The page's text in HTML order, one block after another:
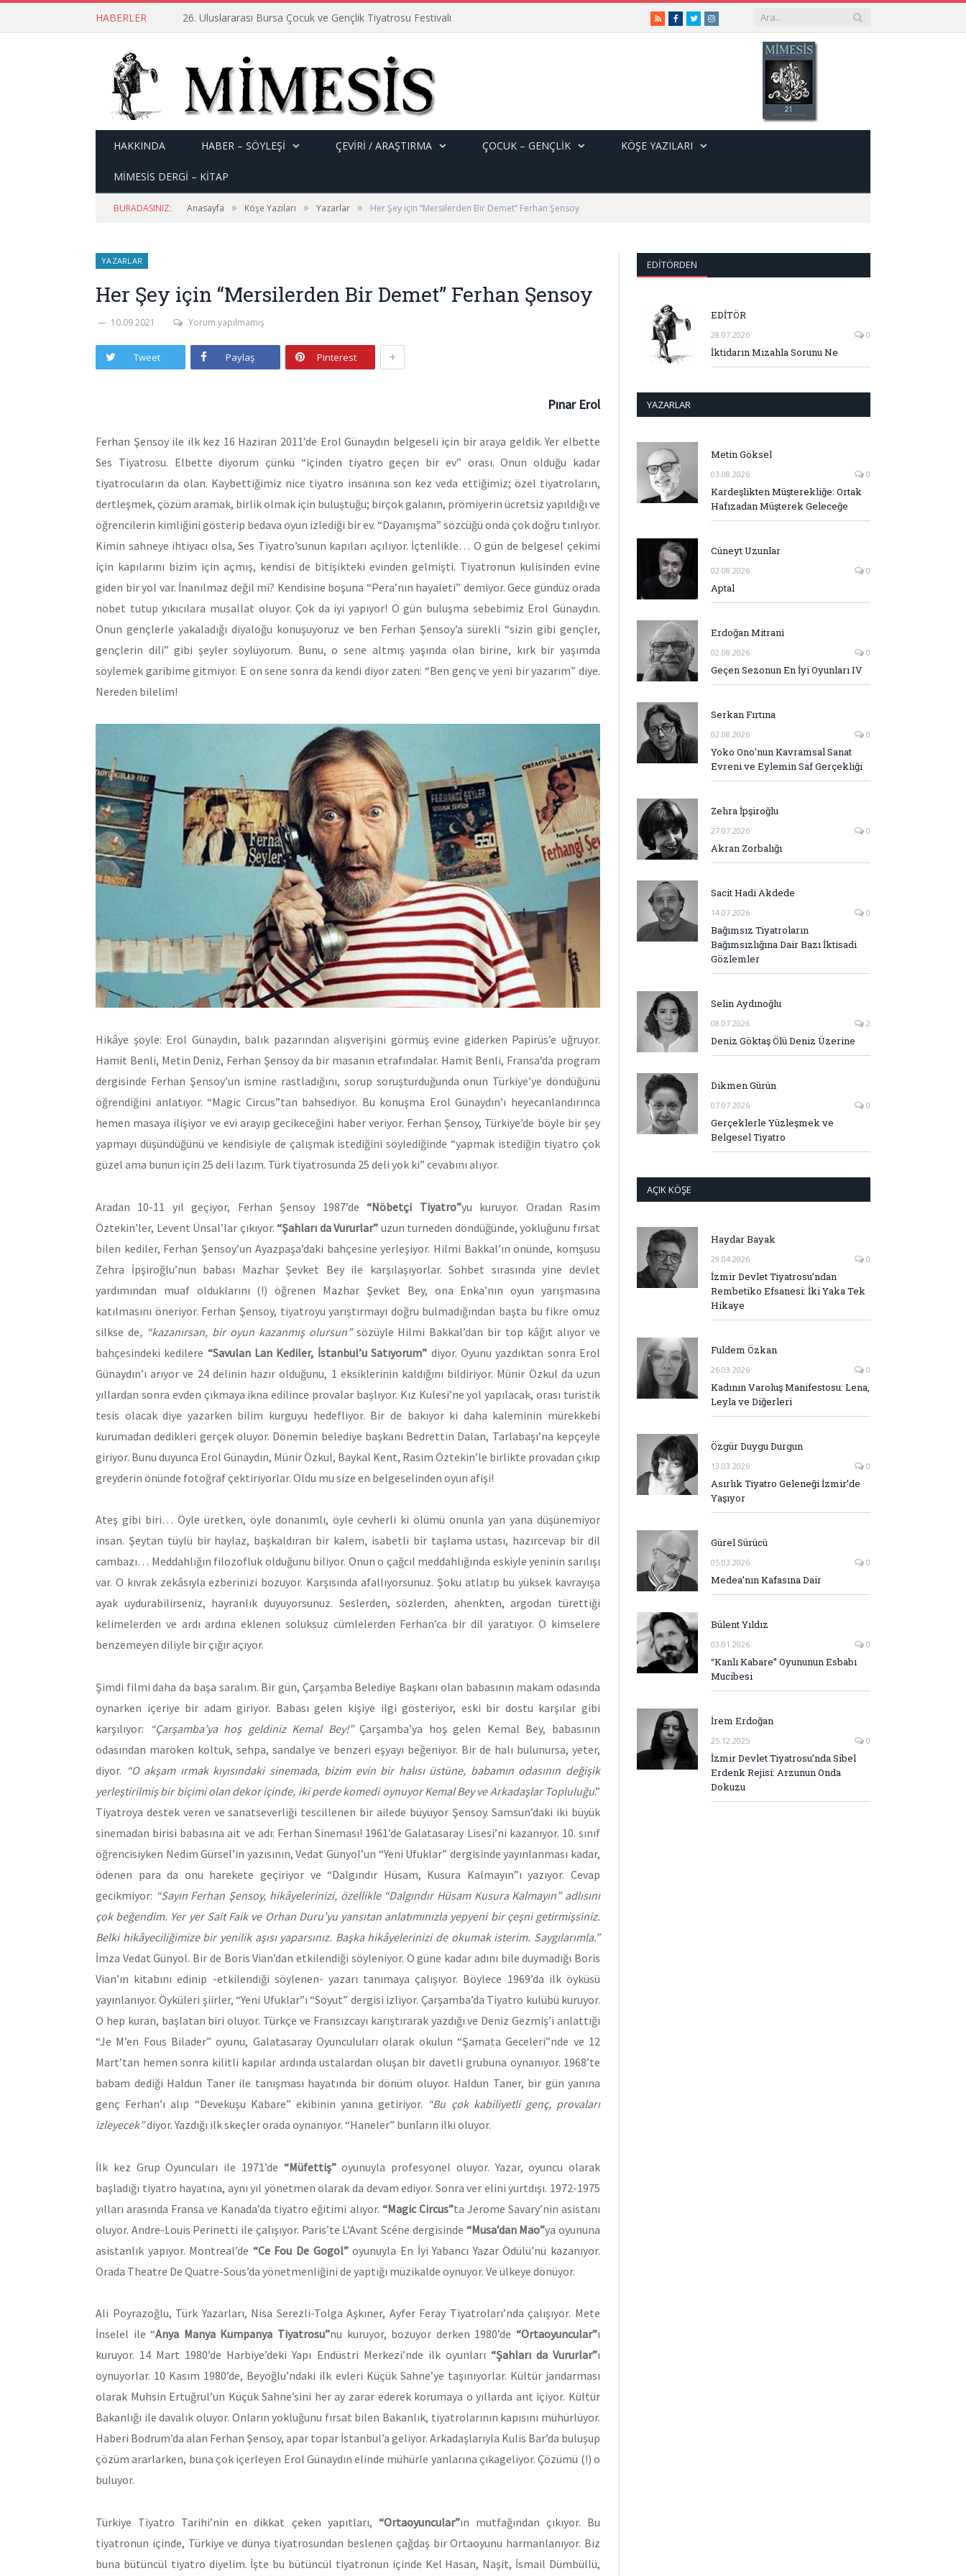
HABERLER 26. Uluslararası Bursa Çocuk ve Gençlik Tiyatrosu Festivali RSSFacebook
TwitterInstagram
HAKKINDA HABER – SÖYLEŞI ÇEVİRİ / ARAŞTIRMA ÇOCUK – GENÇLIK KÖŞE YAZILARI
MİMESİS DERGİ – KİTAP
BURADASINIZ: Anasayfa » Köşe Yazıları » Yazarlar » Her Şey için “Mersilerden Bir Demet” Ferhan Şensoy
YAZARLAR
Her Şey için “Mersilerden Bir Demet” Ferhan Şensoy
10.09.2021 Yorum yapılmamış
Tweet Paylaş Pinterest +
Pınar Erol
Ferhan Şensoy ile ilk kez 16 Haziran 2011’de Erol Günaydın belgeseli için bir araya geldik. Yer elbette
Ses Tiyatrosu. Elbette diyorum çünkü “içinden tiyatro geçen bir ev” orası. Onun olduğu kadar
tiyatrocuların da olan. Kaybettiğimiz nice tiyatro insanına son kez veda ettiğimiz; özel tiyatroların,
dertleşmek, çözüm aramak, birlik olmak için buluştuğu; birçok galanın, prömiyerin ücretsiz yapıldığı ve
öğrencilerin kimliğini gösterip bedava oyun izlediği bir ev. “Dayanışma” sözcüğü onda çok doğru tınlıyor.
Kimin sahneye ihtiyacı olsa, Ses Tiyatro’sunun kapıları açılıyor. İçtenlikle… O gün de belgesel çekimi
için kapılarını bizim için açmış, kendisi de bitişikteki evinden gelmişti. Tiyatronun kulisinden evine
giden bir yol var. İnanılmaz değil mi? Kendisine boşuna “Pera’nın hayaleti” demiyor. Gece gündüz orada
nöbet tutup yıkıcılara musallat oluyor. Çok da iyi yapıyor! O gün buluşma sebebimiz Erol Günaydın.
Onun gençlerle yakaladığı diyaloğu konuşuyoruz ve ben Ferhan Şensoy’a sürekli “sizin gibi gençler,
gençlerin dili” gibi şeyler söylüyorum. Bunu, o sene altmış yaşında olan birine, kırk bir yaşımda
söylemek garibime gitmiyor. E on sene sonra da kendi diyor zaten: “Ben genç ve yeni bir yazarım” diye.
Nereden bilelim!
Hikâye şöyle: Erol Günaydın, balık pazarından alışverişini görmüş evine giderken Papirüs’e uğruyor.
Hamit Benli, Metin Deniz, Ferhan Şensoy da bir masanın etrafındalar. Hamit Benli, Fransa’da program
dergisinde Ferhan Şensoy’un ismine rastladığını, sorup soruşturduğunda onun Türkiye’ye döndüğünü
öğrendiğini anlatıyor. “Magic Circus”tan bahsediyor. Bu konuşma Erol Günaydın’ı heyecanlandırınca
hemen masaya ilişiyor ve evi arayıp gecikeceğini haber veriyor. Ferhan Şensoy, Türkiye’de böyle bir şey
yapmayı düşündüğünü ve kendisiyle de çalışmak istediğini söylediğinde “yapmak istediğin tiyatro çok
güzel ama bunun için 25 deli lazım. Türk tiyatrosunda 25 deli yok ki” cevabını alıyor.
Aradan 10-11 yıl geçiyor, Ferhan Şensoy 1987’de“Nöbetçi Tiyatro”yu kuruyor. Oradan Rasim
Öztekin’ler, Levent Ünsal’lar çıkıyor.“Şahları da Vururlar” uzun turneden döndüğünde, yokluğunu fırsat
bilen kediler, Ferhan Şensoy’un Ayazpaşa’daki bahçesine yerleşiyor. Hilmi Bakkal’ın önünde, komşusu
Zehra İpşiroğlu’nun babası Mazhar Şevket Bey ile karşılaşıyorlar. Sohbet sırasında yine devlet
yardımından muaf olduklarını (!) öğrenen Mazhar Şevket Bey, ona Enka’nın oyun yarışmasına
katılmasını öneriyor. Ferhan Şensoy, tiyatroyu yarıştırmayı doğru bulmadığından başta bu fikre omuz
silkse de, “kazanırsan, bir oyun kazanmış olursun”sözüyle Hilmi Bakkal’dan bir top kâğıt alıyor ve
bahçesindeki kedilere “Savulan Lan Kediler, İstanbul’u Satıyorum” diyor. Oyunu yazdıktan sonra Erol
Günaydın’ı arıyor ve 24 delinin hazır olduğunu, 1 eksiklerinin kaldığını bildiriyor. Münir Özkul da uzun
yıllardan sonra evden çıkmaya ikna edilince provalar başlıyor. Kız Kulesi’ne yol yapılacak, orası turistik
tesis olacak diye yazarken bilim kurguyu hedefliyor. Bir de bakıyor ki daha kaleminin mürekkebi
kurumadan dedikleri gerçek oluyor. Dönemin belediye başkanı Bedrettin Dalan, Tarlabaşı’na kepçeyle
giriyor. Bunu duyunca Erol Günaydın, Münir Özkul, Baykal Kent, Rasim Öztekin’le birlikte provadan çıkıp
greyderin önünde fotoğraf çektiriyorlar. Oldu mu size en belgeselinden oyun afişi!
Ateş gibi biri… Öyle üretken, öyle donanımlı, öyle cevherli ki ölümü onunla yan yana düşünemiyor
insan. Şeytan tüylü bir haylaz, başkaldıran bir kalem, isabetli bir taşlama ustası, hazırcevap bir dil
cambazı… Meddahlığın filozofluk olduğunu biliyor. Onun o çağcıl meddahlığında eskiyle yeninin sarılışı
var. O kıvrak zekâsıyla ezberinizi bozuyor. Karşısında afallıyorsunuz. Şoku atlatıp bu yüksek kavrayışa
ayak uydurabilirseniz, hayranlık duyuyorsunuz. Seslerden, sözlerden, ahenkten, argodan türettiği
kelimelerden ve ardı ardına eklenen soluksuz cümlelerden Ferhan’ca bir dil yaratıyor. O kimselere
benzemeyen diliyle bir çığır açıyor.
Şimdi filmi daha da başa saralım. Bir gün, Çarşamba Belediye Başkanı olan babasının makam odasında
oynarken içeriye bir adam giriyor. Babası gelen kişiye ilgi gösteriyor, eski bir dostu karşılar gibi
karşılıyor:
“Çarşamba’ya hoş geldiniz Kemal Bey!”Çarşamba’ya hoş gelen Kemal Bey, babasının
odasından maroken koltuk, sehpa, sandalye ve benzeri eşyayı beğeniyor. Bir de halı bulunursa, yeter,
diyor. “O akşam ırmak kıyısındaki sinemada, bizim evin bir halısı üstüne, babamın odasının değişik
yerleştirilmiş bir biçimi olan dekor içinde, iki perde komedi oynuyorKemal Bey ve Arkadaşlar Topluluğu.”
Tiyatroya destek veren ve sanatseverliği tescillenen bir ailede büyüyor Şensoy. Samsun’daki iki büyük
sinemadan birisi babasına ait ve adı: Ferhan Sineması! 1961’de Galatasaray Lisesi’ni kazanıyor. 10. sınıf
öğrencisiyken Nedim Gürsel’in yazısının, Vedat Günyol’un “Yeni Ufuklar” dergisinde yayınlanması kadar,
ödenen para da onu harekete geçiriyor ve “Dalgındır Hüsam, Kusura Kalmayın”ı yazıyor. Cevap
gecikmiyor: “Sayın Ferhan Şensoy, hikâyelerinizi, özellikle “Dalgındır Hüsam Kusura Kalmayın”adlısını
çok beğendim. Yer yer Sait Faikve Orhan Duru’yu yansıtan anlatımınızla yepyeni bir çeşni getirmişsiniz.
Belki hikâyeciliğimize bir yenilik aşısı yaparsınız. Başka hikâyelerinizi de okumak isterim. Saygılarımla.”
İmza Vedat Günyol. Bir de Boris Vian’dan etkilendiği söyleniyor. O güne kadar adını bile duymadığı Boris
Vian’ın kitabını edinip -etkilendiği söylenen- yazarı tanımaya çalışıyor. Böylece 1969’da ilk öyküsü
yayınlanıyor. Öyküleri şiirler, “Yeni Ufuklar”ı “Soyut” dergisi izliyor. Çarşamba’da Tiyatro kulübü kuruyor.
O hep kuran, başlatan biri oluyor. Türkçe ve Fransızcayı karıştırarak yazdığı ve Deniz Gezmiş’i anlattığı
“Je M’en Fous Bilader” oyunu, Galatasaray Oyunculuları olarak okulun “Şamata Geceleri”nde ve 12
Mart’tan hemen sonra kilitli kapılar ardında ustalardan oluşan bir davetli grubuna oynanıyor. 1968’te
babam dediği Haldun Taner ile tanışması hayatında bir dönüm oluyor. Haldun Taner, bir gün yanına
genç Ferhan’ı alıp “Devekuşu Kabare” ekibinin yanına getiriyor. “Bu çok kabiliyetli genç, provaları
izleyecek”diyor. Yazdığı ilk skeçler orada oynanıyor. “Haneler” bunların ilki oluyor.
İlk kez Grup Oyuncuları ile 1971’de “Müfettiş”oyunuyla profesyonel oluyor. Yazar, oyuncu olarak
başladığı tiyatro hayatına, aynı yıl yönetmen olarak da devam ediyor. Sonra ver elini yurtdışı. 1972-1975
yılları arasında Fransa ve Kanada’da tiyatro eğitimi alıyor. “Magic Circus”ta Jerome Savary’nin asistanı
oluyor. Andre-Louis Perinetti ile çalışıyor. Paris’te L’Avant Scéne dergisinde “Musa’dan Mao”ya oyununa
asistanlık yapıyor. Montreal’de “Ce Fou De Gogol”oyunuyla En İyi Yabancı Yazar Ödülü’nü kazanıyor.
Orada Theatre De Quatre-Sous’da yönetmenliğini de yaptığı müzikalde oynuyor. Ve ülkeye dönüyor.
Ali Poyrazoğlu, Türk Yazarları, Nisa Serezli-Tolga Aşkıner, Ayfer Feray Tiyatroları’nda çalışıyor. Mete
İnselel ile “Anya Manya Kumpanya Tiyatrosu”nu kuruyor, bozuyor derken 1980’de“Ortaoyuncular”ı
kuruyor. 14 Mart 1980’de Harbiye’deki Yapı Endüstri Merkezi’nde ilk oyunları “Şahları da Vururlar”ı
oynuyorlar. 10 Kasım 1980’de, Beyoğlu’ndaki ilk evleri Küçük Sahne’ye taşınıyorlar. Kültür jandarması
olarak Muhsin Ertuğrul’un Küçük Sahne’sini her ay zarar ederek korumaya o yıllarda ant içiyor. Kültür
Bakanlığı ile davalık oluyor. Onların yokluğunu fırsat bilen Bakanlık, tiyatrolarının kapısını mühürlüyor.
Haberi Bodrum’da alan Ferhan Şensoy, apar topar İstanbul’a geliyor. Arkadaşlarıyla Kulis Bar’da buluşup
çözüm ararlarken, buna çok içerleyen Erol Günaydın elinde mühürle yanlarına çıkageliyor. Çözümü (!) o
buluyor.
Türkiye Tiyatro Tarihi’nin en dikkat çeken yapıtları, “Ortaoyuncular”ın mutfağından çıkıyor. Bu
tiyatronun içinde, Türkiye ve dünya tiyatrosundan beslenen çağdaş bir Ortaoyunu harmanlanıyor. Biz
buna bütüncül tiyatro diyelim. İşte bu bütüncül tiyatronun içinde Kel Hasan, Naşit, İsmail Dümbüllü,
EDITÖRDEN
EDİTÖR
28.07.2026 0
İktidarın Mizahla Sorunu Ne
YAZARLAR
Metin Göksel
03.08.2026 0
Kardeşlikten Müşterekliğe: Ortak
Hafızadan Müşterek Geleceğe
Cüneyt Uzunlar
02.08.2026 0
Aptal
Erdoğan Mitrani
02.08.2026 0
Geçen Sezonun En İyi Oyunları IV
Serkan Fırtına
02.08.2026 0
Yoko Ono’nun Kavramsal Sanat
Evreni ve Eylemin Saf Gerçekliği
Zehra İpşiroğlu
27.07.2026 0
Akran Zorbalığı
Sacit Hadi Akdede
14.07.2026 0
Bağımsız Tiyatroların
Bağımsızlığına Dair Bazı İktisadi
Gözlemler
Selin Aydınoğlu
08.07.2026 2
Deniz Göktaş Ölü Deniz Üzerine
Dikmen Gürün
07.07.2026 0
Gerçeklerle Yüzleşmek ve
Belgesel Tiyatro
AÇIK KÖŞE
Haydar Bayak
29.04.2026 0
İzmir Devlet Tiyatrosu’ndan
Rembetiko Efsanesi: İki Yaka Tek
Hikaye
Fuldem Özkan
26.03.2026 0
Kadının Varoluş Manifestosu: Lena,
Leyla ve Diğerleri
Özgür Duygu Durgun
13.03.2026 0
Asırlık Tiyatro Geleneği İzmir’de
Yaşıyor
Gürel Sürücü
05.03.2026 0
Medea’nın Kafasına Dair
Bülent Yıldız
03.01.2026 0
“Kanlı Kabare” Oyununun Esbabı
Mucibesi
İrem Erdoğan
25.12.2025 0
İzmir Devlet Tiyatrosu’nda Sibel
Erdenk Rejisi: Arzunun Onda
Dokuzu